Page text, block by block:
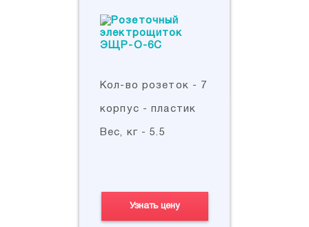
Кол-во розеток - 7
корпус - пластик
Вес, кг - 5.5
Узнать цену